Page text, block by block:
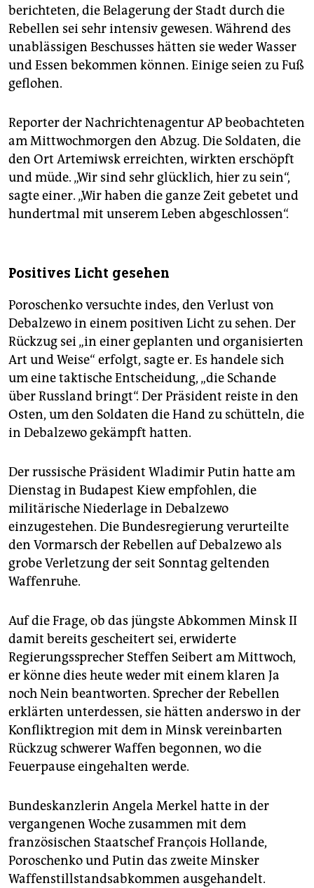
berichteten, die Belagerung der Stadt durch die
Rebellen sei sehr intensiv gewesen. Während des
unablässigen Beschusses hätten sie weder Wasser
und Essen bekommen können. Einige seien zu Fuß
geflohen.
Reporter der Nachrichtenagentur AP beobachteten
am Mittwochmorgen den Abzug. Die Soldaten, die
den Ort Artemiwsk erreichten, wirkten erschöpft
und müde. „Wir sind sehr glücklich, hier zu sein“,
sagte einer. „Wir haben die ganze Zeit gebetet und
hundertmal mit unserem Leben abgeschlossen“.
Positives Licht gesehen
Poroschenko versuchte indes, den Verlust von
Debalzewo in einem positiven Licht zu sehen. Der
Rückzug sei „in einer geplanten und organisierten
Art und Weise“ erfolgt, sagte er. Es handele sich
um eine taktische Entscheidung, „die Schande
über Russland bringt“. Der Präsident reiste in den
Osten, um den Soldaten die Hand zu schütteln, die
in Debalzewo gekämpft hatten.
Der russische Präsident Wladimir Putin hatte am
Dienstag in Budapest Kiew empfohlen, die
militärische Niederlage in Debalzewo
einzugestehen. Die Bundesregierung verurteilte
den Vormarsch der Rebellen auf Debalzewo als
grobe Verletzung der seit Sonntag geltenden
Waffenruhe.
Auf die Frage, ob das jüngste Abkommen Minsk II
damit bereits gescheitert sei, erwiderte
Regierungssprecher Steffen Seibert am Mittwoch,
er könne dies heute weder mit einem klaren Ja
noch Nein beantworten. Sprecher der Rebellen
erklärten unterdessen, sie hätten anderswo in der
Konfliktregion mit dem in Minsk vereinbarten
Rückzug schwerer Waffen begonnen, wo die
Feuerpause eingehalten werde.
Bundeskanzlerin Angela Merkel hatte in der
vergangenen Woche zusammen mit dem
französischen Staatschef François Hollande,
Poroschenko und Putin das zweite Minsker
Waffenstillstandsabkommen ausgehandelt.